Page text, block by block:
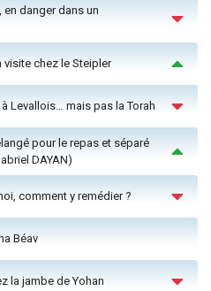
en danger dans un
visite chez le Steipler
Levallois… mais pas la Torah
pour le repas et séparé
DAYAN)
comment y remédier ?
Béav
la jambe de Yohan